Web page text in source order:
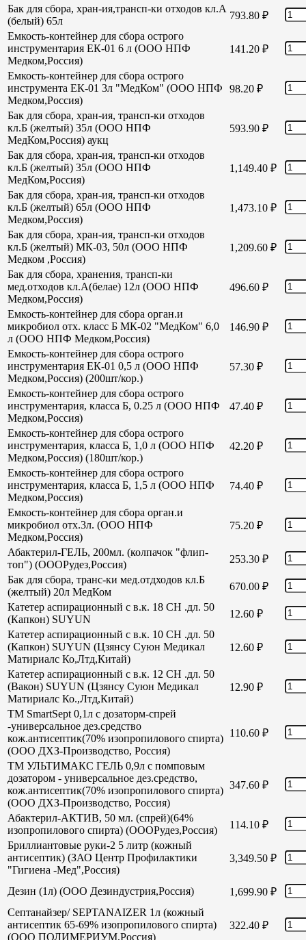
Бак для сбора, хран-ия,трансп-ки отходов кл.А
(белый) 65л
793.80 ₽
Емкость-контейнер для сбора острого
инструментария ЕК-01 6 л (ООО НПФ
Медком,Россия)
141.20 ₽
Емкость-контейнер для сбора острого
инструмента ЕК-01 3л "МедКом" (ООО НПФ
Медком,Россия)
98.20 ₽
Бак для сбора, хран-ия, трансп-ки отходов
кл.Б (желтый) 35л (ООО НПФ
МедКом,Россия) аукц
593.90 ₽
Бак для сбора, хран-ия, трансп-ки отходов
кл.Б (желтый) 35л (ООО НПФ
МедКом,Россия)
1,149.40 ₽
Бак для сбора, хран-ия, трансп-ки отходов
кл.Б (желтый) 65л (ООО НПФ
Медком,Россия)
1,473.10 ₽
Бак для сбора, хран-ия, трансп-ки отходов
кл.Б (желтый) МК-03, 50л (ООО НПФ
Медком ,Россия)
1,209.60 ₽
Бак для сбора, хранения, трансп-ки
мед.отходов кл.А(белае) 12л (ООО НПФ
Медком,Россия)
496.60 ₽
Емкость-контейнер для сбора орган.и
микробиол отх. класс Б МК-02 "МедКом" 6,0
л (ООО НПФ Медком,Россия)
146.90 ₽
Емкость-контейнер для сбора острого
инструментария ЕК-01 0,5 л (ООО НПФ
Медком,Россия) (200шт/кор.)
57.30 ₽
Емкость-контейнер для сбора острого
инструментария, класса Б, 0.25 л (ООО НПФ
Медком,Россия)
47.40 ₽
Емкость-контейнер для сбора острого
инструментария, класса Б, 1,0 л (ООО НПФ
Медком,Россия) (180шт/кор.)
42.20 ₽
Емкость-контейнер для сбора острого
инструментария, класса Б, 1,5 л (ООО НПФ
Медком,Россия)
74.40 ₽
Емкость-контейнер для сбора орган.и
микробиол отх.3л. (ООО НПФ
Медком,Россия)
75.20 ₽
Абактерил-ГЕЛЬ, 200мл. (колпачок "флип-
топ") (ОООРудез,Россия)
253.30 ₽
Бак для сбора, транс-ки мед.отдходов кл.Б
(желтый) 20л МедКом
670.00 ₽
Катетер аспирационный с в.к. 18 СН .дл. 50
(Капкон) SUYUN
12.60 ₽
Катетер аспирационный с в.к. 10 СН .дл. 50
(Капкон) SUYUN (Цзянсу Суюн Медикал
Матириалс Ко,Лтд,Китай)
12.60 ₽
Катетер аспирационный с в.к. 12 СН .дл. 50
(Вакон) SUYUN (Цзянсу Суюн Медикал
Матириалс Ко.,Лтд,Китай)
12.90 ₽
TM SmartSept 0,1л с дозаторм-спрей
-универсальное дез.средство
кож.антисептик(70% изопропилового спирта)
(ООО ДХЗ-Производство, Россия)
110.60 ₽
TM УЛЬТИМАКС ГЕЛЬ 0,9л с помповым
дозатором - универсальное дез.средство,
кож.антисептик(70% изопропилового спирта)
(ООО ДХЗ-Производство, Россия)
347.60 ₽
Абактерил-АКТИВ, 50 мл. (спрей)(64%
изопропилового спирта) (ОООРудез,Россия)
114.10 ₽
Бриллиантовые руки-2 5 литр (кожный
антисептик) (ЗАО Центр Профилактики
"Гигиена -Мед",Россия)
3,349.50 ₽
Дезин (1л) (ООО Дезиндустрия,Россия) 1,699.90 ₽
Септанайзер/ SEPTANAIZER 1л (кожный
антисептик 65-69% изопропилового спирта)
(ООО ПОЛИМЕРИУМ,Россия)
322.40 ₽